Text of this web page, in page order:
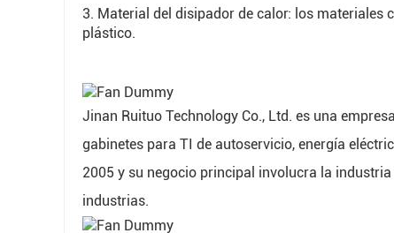
3. Material del disipador de calor: los materiales
plástico.
Jinan Ruituo Technology Co., Ltd. es una
gabinetes para TI de autoservicio, energía
2005 y su negocio principal involucra la
industrias.